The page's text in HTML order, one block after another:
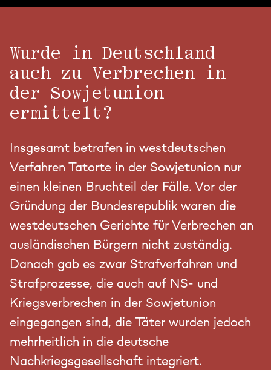
Wurde in Deutschland
auch zu Verbrechen in
der Sowjetunion
ermittelt?
Insgesamt betrafen in westdeutschen
Verfahren Tatorte in der Sowjetunion nur
einen kleinen Bruchteil der Fälle. Vor der
Gründung der Bundesrepublik waren die
westdeutschen Gerichte für Verbrechen an
ausländischen Bürgern nicht zuständig.
Danach gab es zwar Strafverfahren und
Strafprozesse, die auch auf NS- und
Kriegsverbrechen in der Sowjetunion
eingegangen sind, die Täter wurden jedoch
mehrheitlich in die deutsche
Nachkriegsgesellschaft integriert.